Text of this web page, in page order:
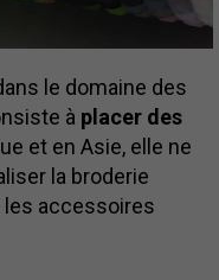
le domaine des
à placer des
et en Asie, elle ne
la broderie
les accessoires